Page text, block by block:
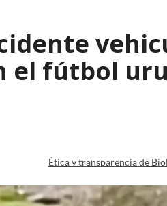
el fútbol
Ética y transparencia de